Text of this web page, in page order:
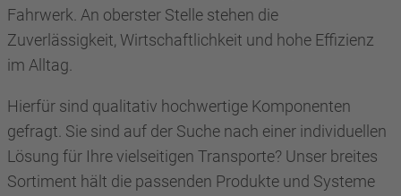
Fahrwerk. An oberster Stelle stehen die
Zuverlässigkeit, Wirtschaftlichkeit und hohe Effizienz
im Alltag.
Hierfür sind qualitativ hochwertige Komponenten
gefragt. Sie sind auf der Suche nach einer individuellen
Lösung für Ihre vielseitigen Transporte? Unser breites
Sortiment hält die passenden Produkte und Systeme